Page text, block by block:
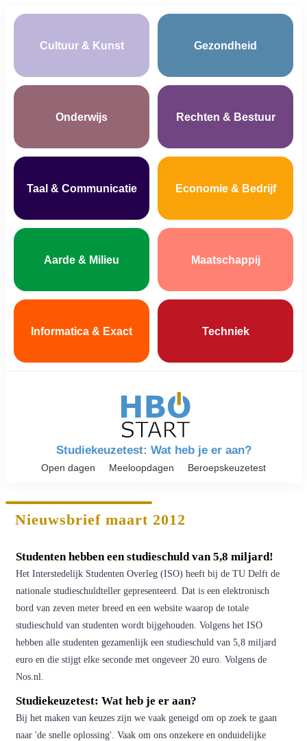
Cultuur & Kunst Gezondheid
Onderwijs Rechten & Bestuur
Taal & Communicatie Economie & Bedrijf
Aarde & Milieu Maatschappij
Informatica & Exact Techniek
Studiekeuzetest: Wat heb je er aan?
Open dagen Meeloopdagen Beroepskeuzetest
Nieuwsbrief maart 2012
Studenten hebben een studieschuld van 5,8 miljard!
Het Interstedelijk Studenten Overleg (ISO) heeft bij de TU Delft de
nationale studieschuldteller gepresenteerd. Dat is een elektronisch
bord van zeven meter breed en een website waarop de totale
studieschuld van studenten wordt bijgehouden. Volgens het ISO
hebben alle studenten gezamenlijk een studieschuld van 5,8 miljard
euro en die stijgt elke seconde met ongeveer 20 euro. Volgens de
Nos.nl.
Studiekeuzetest: Wat heb je er aan?
Bij het maken van keuzes zijn we vaak geneigd om op zoek te gaan
naar 'de snelle oplossing'. Vaak om ons onzekere en onduidelijke